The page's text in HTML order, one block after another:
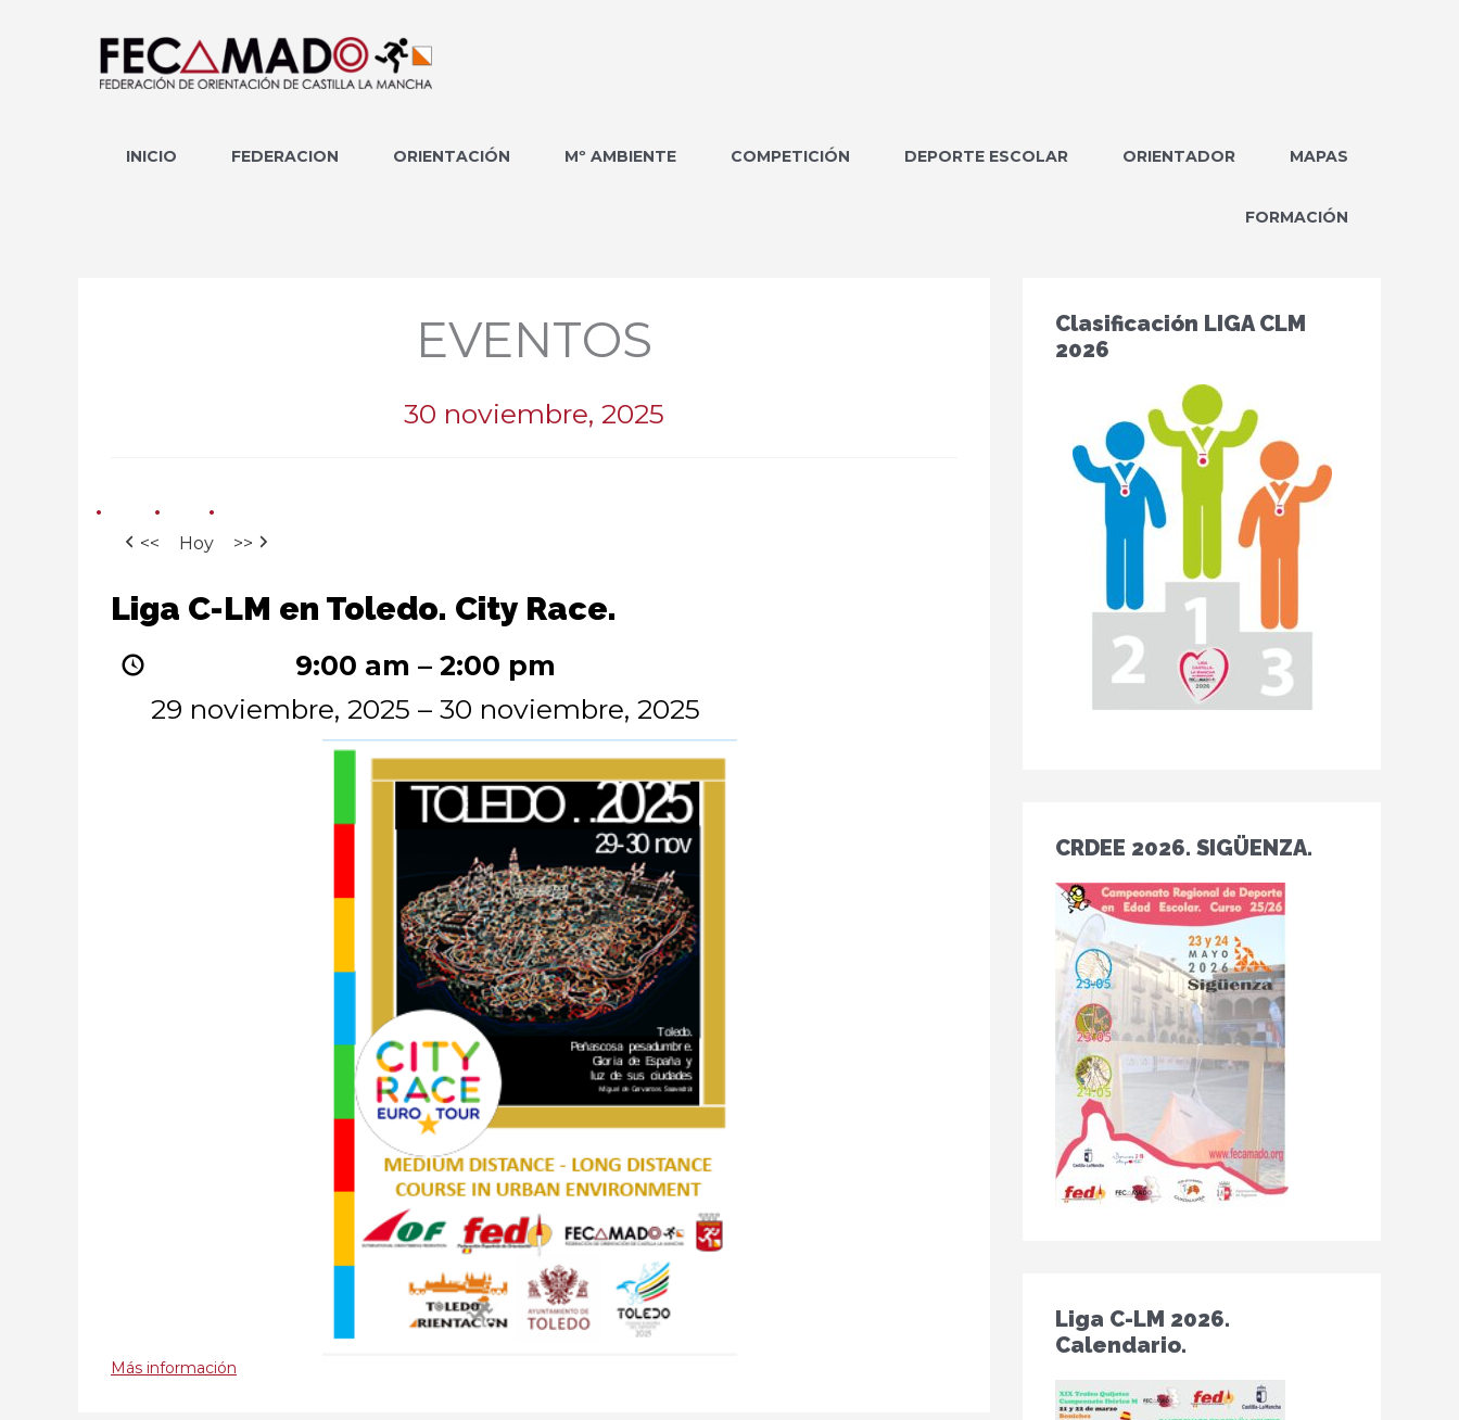
INICIO FEDERACION ORIENTACIÓN Mº AMBIENTE COMPETICIÓN DEPORTE ESCOLAR ORIENTADOR MAPAS
FORMACIÓN
EVENTOS
30 noviembre, 2025
<< Hoy >>
Liga
C-
en
Liga C-LM en Toledo. City Race.
9:00 am – 2:00 pm
29 noviembre, 2025 – 30 noviembre, 2025
Más información
Clasificación LIGA CLM
2026
CRDEE 2026. SIGÜENZA.
Liga C-LM 2026.
Calendario.